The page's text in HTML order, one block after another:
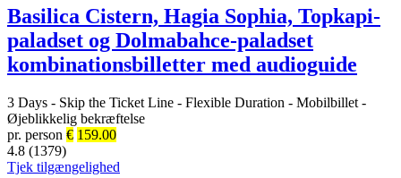
Basilica Cistern, Hagia Sophia, Topkapi-
paladset og Dolmabahce-paladset
kombinationsbilletter med audioguide
3 Days - Skip the Ticket Line - Flexible Duration - Mobilbillet -
Øjeblikkelig bekræftelse
pr. person € 159.00
4.8 (1379)
Tjek tilgængelighed